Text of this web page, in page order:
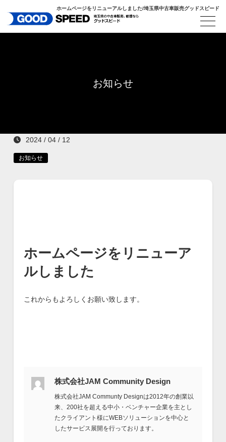
ホームページをリニューアルしました/埼玉県中古車販売グッドスピード
お知らせ
2024 / 04 / 12
お知らせ
ホームページをリニューア
ルしました
これからもよろしくお願い致します。
株式会社JAM Community Design
株式会社JAM Communty Designは2012年の創業以
来、200社を超える中小・ベンチャー企業を主とし
たクライアント様にWEBソリューションを中心と
したサービス展開を行っております。